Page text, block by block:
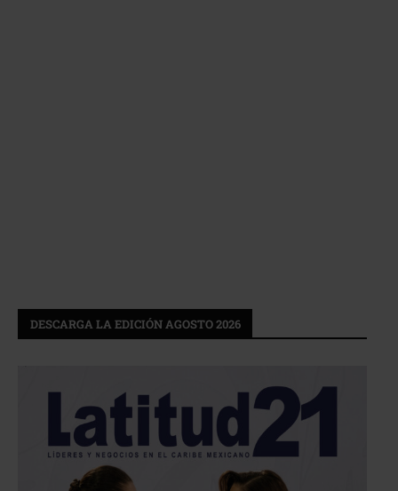
DESCARGA LA EDICIÓN AGOSTO 2026